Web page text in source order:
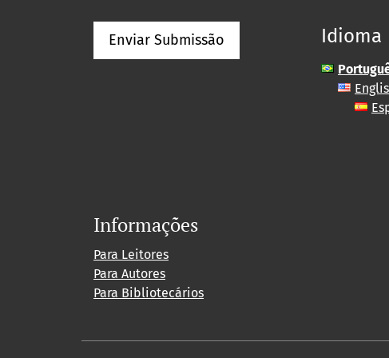
Enviar Submissão Idioma
Informações
Para Leitores
Para Autores
Para Bibliotecários